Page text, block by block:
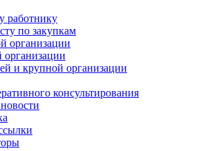
работнику
по закупкам
организации
организации
и крупной организации
консультирования